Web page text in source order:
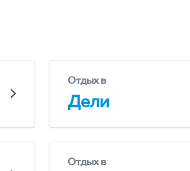
Отдых в
Дели
Отдых в